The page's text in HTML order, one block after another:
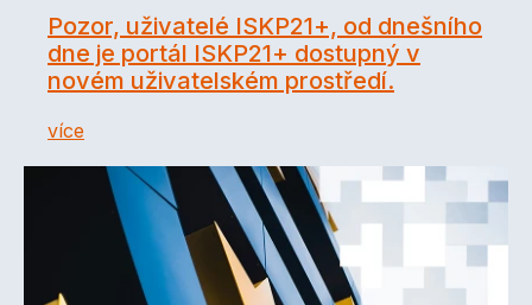
Pozor, uživatelé ISKP21+, od dnešního
dne je portál ISKP21+ dostupný v
novém uživatelském prostředí.
více